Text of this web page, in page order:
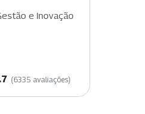
e Inovação
(6335 avaliações)